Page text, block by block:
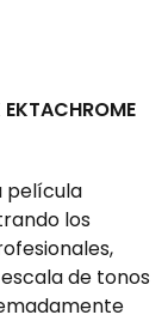
película
los
de tonos